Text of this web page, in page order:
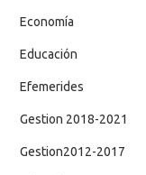
Economía
Educación
Efemerides
Gestion 2018-2021
Gestion2012-2017